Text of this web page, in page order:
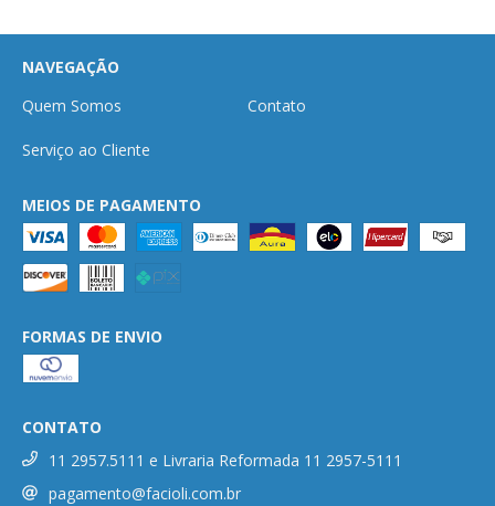
NAVEGAÇÃO
Quem Somos
Contato
Serviço ao Cliente
MEIOS DE PAGAMENTO
FORMAS DE ENVIO
CONTATO
11 2957.5111 e Livraria Reformada 11 2957-5111
pagamento@facioli.com.br